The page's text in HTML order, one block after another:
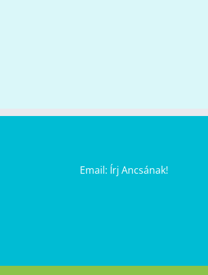
Email: Írj Ancsának!